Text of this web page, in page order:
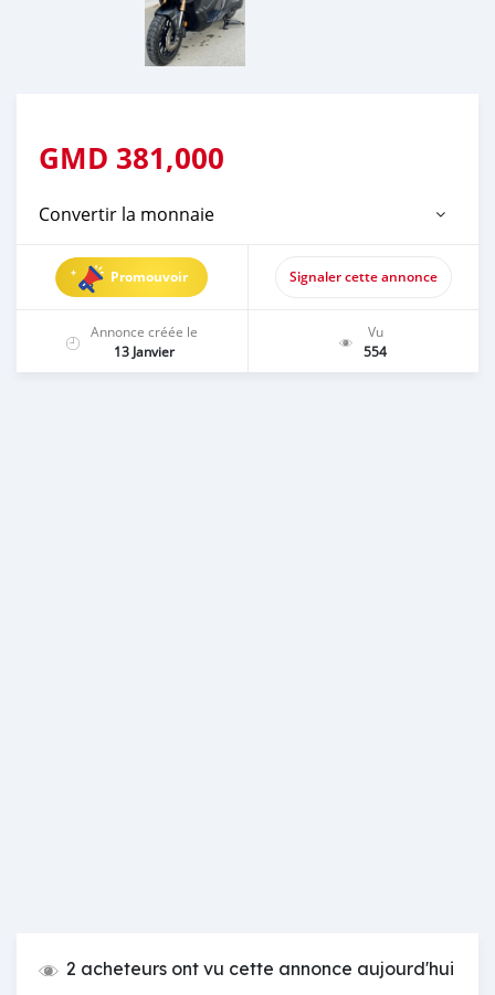
GMD 381,000
Convertir la monnaie
Promouvoir Signaler cette annonce
Annonce créée le
13 Janvier
Vu
554
2 acheteurs ont vu cette annonce aujourd'hui